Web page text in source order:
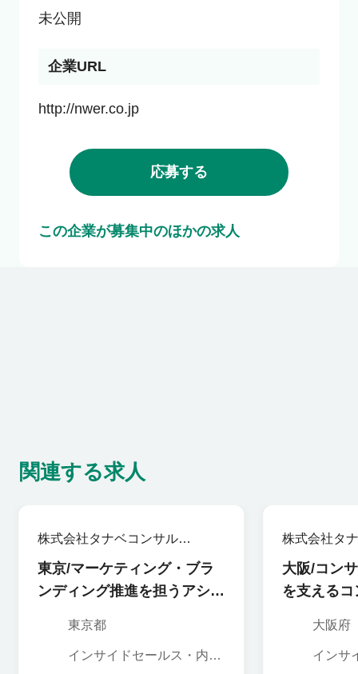
未公開
企業URL
http://nwer.co.jp
応募する
この企業が募集中のほかの求人
関連する求人
株式会社タナベコンサルテ
ィンググループ
東京/マーケティング・ブラ
ンディング推進を担うアシス
東京都
インサイドセールス・内勤
株式会社タ
ィンググル
大阪/コン
を支える
大阪府
インサ